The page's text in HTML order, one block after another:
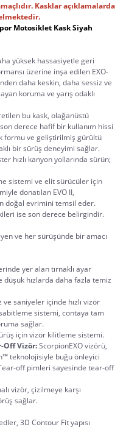
Kasklar açıklamalarda
Motosiklet Kask Siyah
yüksek hassasiyetle geri
üzerine inşa edilen EXO-
daha keskin, daha sessiz ve
koruma ve yarış odaklı
bu kask, olağanüstü
derece hafif bir kullanım hissi
formu ve geliştirilmiş gürültü
bir sürüş deneyimi sağlar.
hızlı kanyon yollarında sürün;
sistemi ve elit sürücüler için
donatılan EVO II,
doğal evrimini temsil eder.
ise son derece belirgindir.
ve her sürüşünde bir amacı
yer alan tırnaklı ayar
düşük hızlarda daha fazla temiz
ve saniyeler içinde hızlı vizör
sistemi, contaya tam
sağlar.
için vizör kilitleme sistemi.
Off Vizör: ScorpionEXO vizörü,
teknolojisiyle buğu önleyici
off pimleri sayesinde tear-off
vizör, çizilmeye karşı
sağlar.
3D Contour Fit yapısı